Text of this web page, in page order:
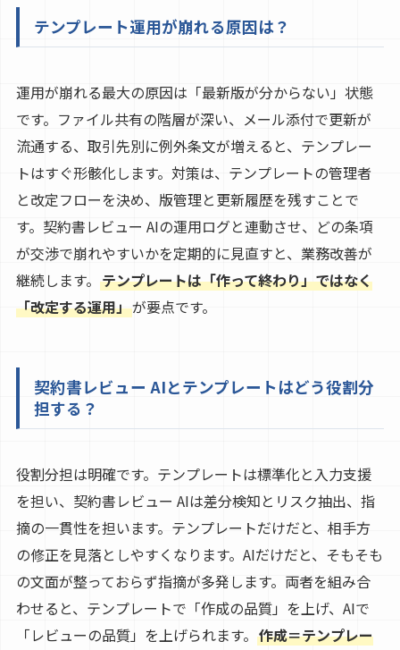
テンプレート運用が崩れる原因は？
運用が崩れる最大の原因は「最新版が分からない」状態
です。ファイル共有の階層が深い、メール添付で更新が
流通する、取引先別に例外条文が増えると、テンプレー
トはすぐ形骸化します。対策は、テンプレートの管理者
と改定フローを決め、版管理と更新履歴を残すことで
す。契約書レビュー AIの運用ログと連動させ、どの条項
が交渉で崩れやすいかを定期的に見直すと、業務改善が
継続します。 テンプレートは「作って終わり」ではなく
「改定する運用」が要点です。
契約書レビュー AIとテンプレートはどう役割分
担する？
役割分担は明確です。テンプレートは標準化と入力支援
を担い、契約書レビュー AIは差分検知とリスク抽出、指
摘の一貫性を担います。テンプレートだけだと、相手方
の修正を見落としやすくなります。AIだけだと、そもそも
の文面が整っておらず指摘が多発します。両者を組み合
わせると、テンプレートで「作成の品質」を上げ、AIで
「レビューの品質」を上げられます。 作成＝テンプレー